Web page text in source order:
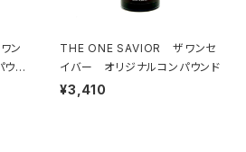
ン
ン
THE ONE SAVIOR ザワンセ
イバー オリジナルコンパウンド
¥3,410